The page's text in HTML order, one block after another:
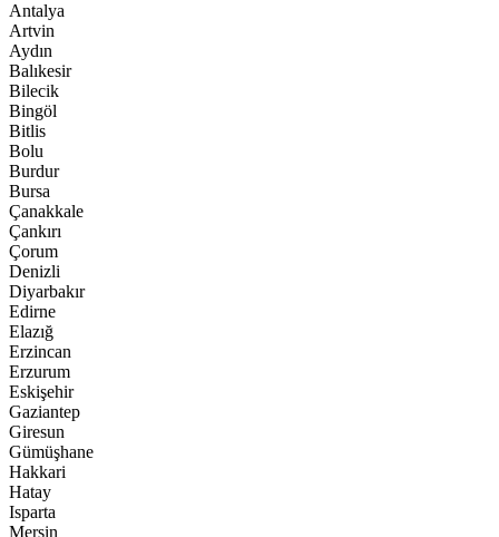
Antalya
Artvin
Aydın
Balıkesir
Bilecik
Bingöl
Bitlis
Bolu
Burdur
Bursa
Çanakkale
Çankırı
Çorum
Denizli
Diyarbakır
Edirne
Elazığ
Erzincan
Erzurum
Eskişehir
Gaziantep
Giresun
Gümüşhane
Hakkari
Hatay
Isparta
Mersin